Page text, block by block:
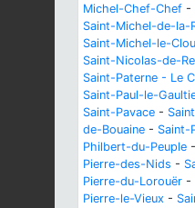
Michel-Chef-Chef -
Saint-Michel-de-la-
Saint-Michel-le-
Saint-Nicolas-de-
Saint-Paterne - Le
Saint-Paul-le-
Saint-Pavace -
de-Bouaine - Saint-
Philbert-du-Peuple -
Pierre-des-Nids -
Pierre-du-Lorouër -
Pierre-le-Vieux -